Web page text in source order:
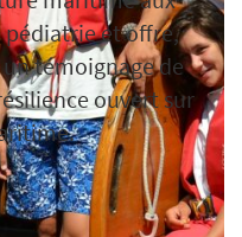
pédiatrie et offre,
témoignage de
ouvert sur